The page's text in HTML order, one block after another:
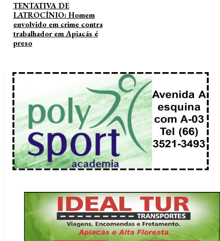
TENTATIVA DE
LATROCÍNIO: Homem
envolvido em crime contra
trabalhador em Apiacás é
preso